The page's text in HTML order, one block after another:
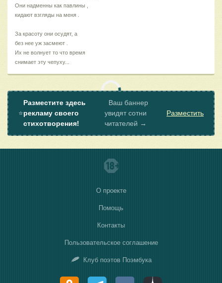
Они надменны как павлины ,
кидают взгляды на меня .
За красоту они осудят, а
без нее уж засмеют .
Их не волнует то что время
снимает эту чепуху...
⭐
Разместите здесь
рекламу своего
стихотворения!
Ваш баннер
увидят сотни
читателей →
Разместить
О проекте
Помощь
Контакты
Пользовательское соглашение
Клуб поэтов Поэмбука